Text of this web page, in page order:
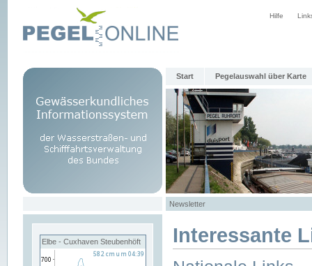
Hilfe
Start Pegelauswahl über Karte
Newsletter
Elbe - Cuxhaven Steubenhöft Interessante